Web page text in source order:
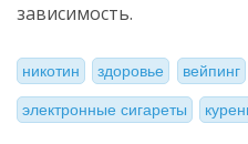
зависимость.
никотин здоровье вейпинг
электронные сигареты